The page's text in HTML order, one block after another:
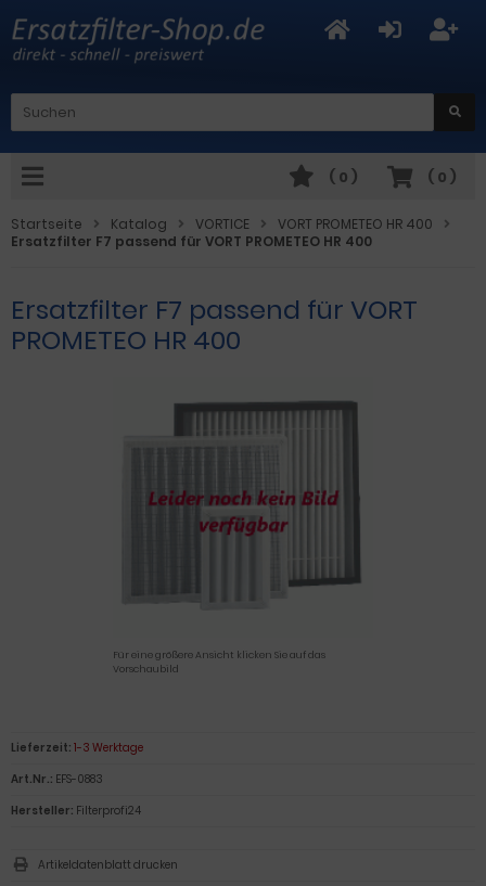
( 0 )
( 0 )
Startseite Katalog VORTICE
VORT PROMETEO HR 400
Ersatzfilter F7 passend für VORT PROMETEO HR 400
Ersatzfilter F7 passend für VORT
PROMETEO HR 400
Für eine größere Ansicht klicken Sie auf das
Vorschaubild
Lieferzeit: 1-3 Werktage
Art.Nr.: EFS-0883
Hersteller: Filterprofi24
Artikeldatenblatt drucken